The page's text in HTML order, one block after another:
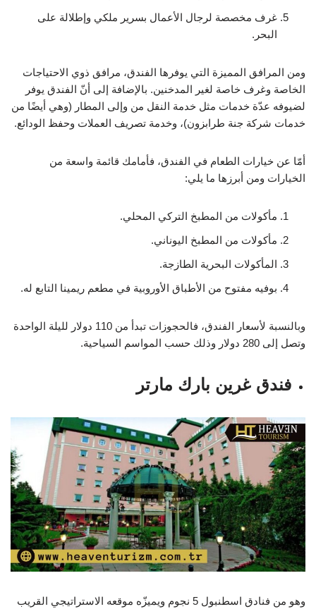
غرف مخصصة لرجال الأعمال بسرير ملكي وإطلالة على
البحر.
ومن المرافق المميزة التي يوفرها الفندق، مرافق ذوي الاحتياجات
الخاصة وغرف خاصة لغير المدخنين. بالإضافة إلى أنّ الفندق يوفر
لضيوفه عدّة خدمات مثل خدمة النقل من وإلى المطار (وهي أيضًا من
خدمات شركة جنة طرابزون)، وخدمة تصريف العملات وحفظ الودائع.
أمّا عن خيارات الطعام في الفندق، فأمامك قائمة واسعة من
الخيارات ومن أبرزها ما يلي:
مأكولات من المطبخ التركي المحلي.
مأكولات من المطبخ اليوناني.
المأكولات البحرية الطازجة.
بوفيه مفتوح من الأطباق الأوروبية في مطعم ريمينا التابع له.
وبالنسبة لأسعار الفندق، فالحجوزات تبدأ من 110 دولار لليلة الواحدة
وتصل إلى 280 دولار وذلك حسب المواسم السياحية.
فندق غرين بارك مارتر
وهو من فنادق اسطنبول 5 نجوم ويميزّه موقعه الاستراتيجي القريب